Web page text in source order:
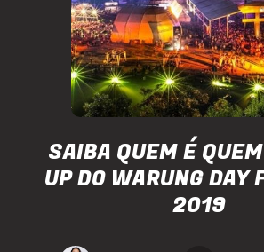
SAIBA QUEM É
UP DO WARUNG DAY
2019